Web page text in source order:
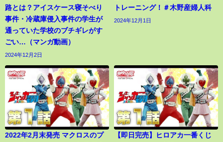
路とは？アイスケース寝そべり
事件・冷蔵庫侵入事件の学生が
通っていた学校のブチギレがす
ごい…（マンガ動画）
2024年12月2日
トレーニング！＃木野産婦人科
2024年12月1日
2022年2月末発売 マクロスのプ
【即日完売】ヒロアカ一番くじ